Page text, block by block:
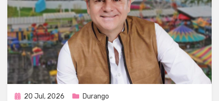
Publicada
20 Jul, 2026 Durango